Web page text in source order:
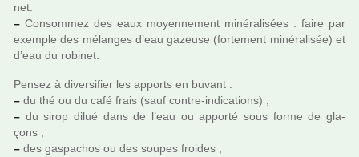
net.
– Consommez des eaux moyen­ne­ment miné­ra­li­sées : faire par
exem­ple des mélan­ges d’eau gazeuse (for­te­ment miné­ra­li­sée) et
d’eau du robi­net.
Pensez à diver­si­fier les apports en buvant :
– du thé ou du café frais (sauf contre-indi­ca­tions) ;
– du sirop dilué dans de l’eau ou apporté sous forme de gla­
çons ;
– des gas­pa­chos ou des soupes froi­des ;